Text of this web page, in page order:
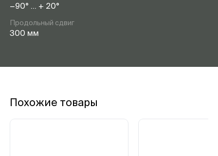
−90° … + 20°
Продольный сдвиг
300 мм
Похожие товары